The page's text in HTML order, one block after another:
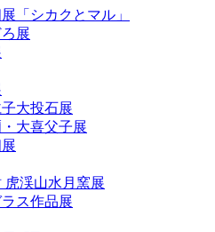
「シカクとマル」
展
大投石展
大喜父子展
虎渓山水月窯展
ス作品展